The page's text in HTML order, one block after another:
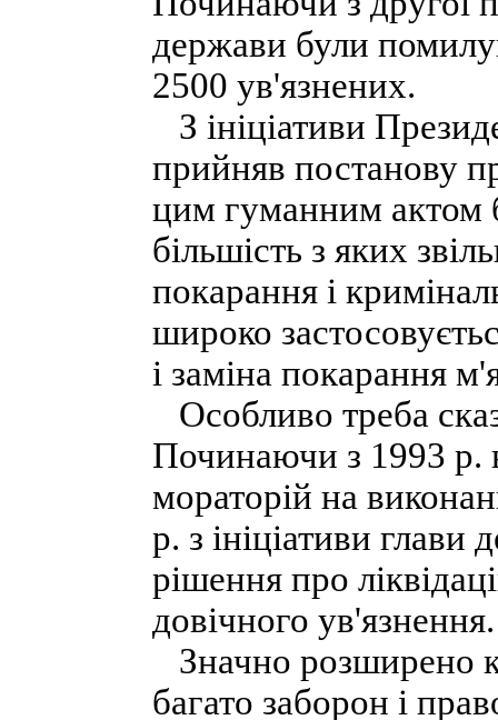
держави були
2500 ув'язнених.
З ініціативи
прийняв постанову
цим гуманним актом
більшість з яких
покарання і
широко
і заміна покарання
Особливо треба
Починаючи з 1993 р.
мораторій на
р. з ініціативи
рішення про
довічного ув'язнення.
Значно розширено
багато заборон і